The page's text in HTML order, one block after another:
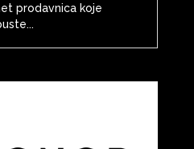
prodavnica koje